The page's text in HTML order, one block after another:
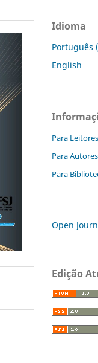
Idioma
Português
English
Para Leitores
Para Autores
Para
Open
Edição